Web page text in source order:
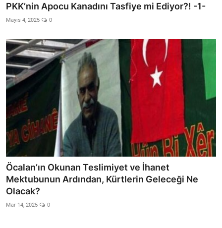
PKK’nin Apocu Kanadını Tasfiye mi Ediyor?! -1-
Mayıs 4, 2025 0
Öcalan’ın Okunan Teslimiyet ve İhanet
Mektubunun Ardından, Kürtlerin Geleceği Ne
Olacak?
Mar 14, 2025 0